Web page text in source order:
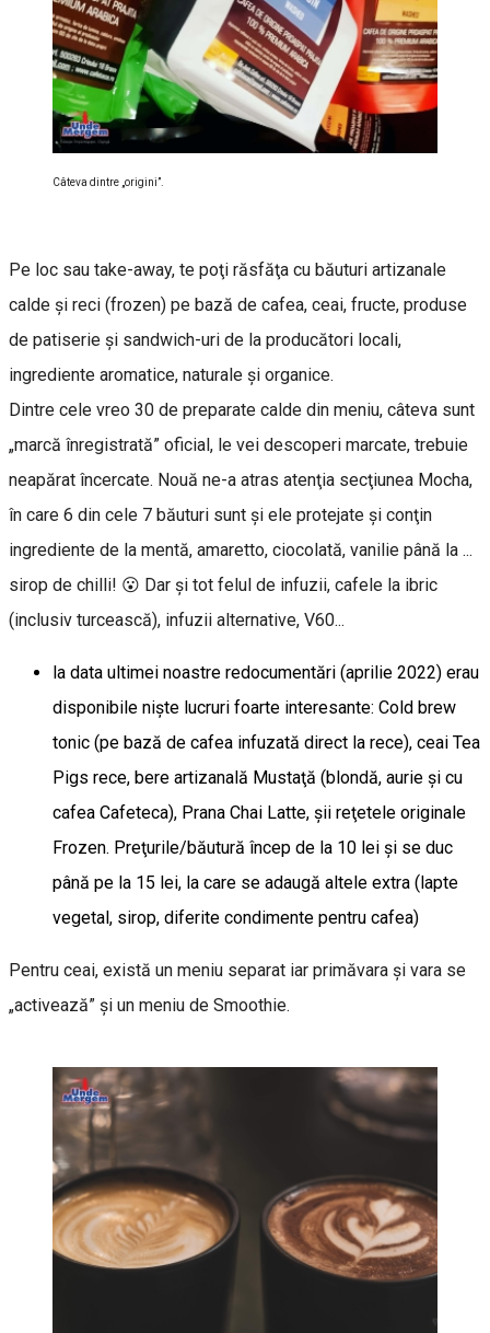
Câteva dintre „origini”.
Pe loc sau take-away, te poţi răsfăţa cu băuturi artizanale
calde şi reci (frozen) pe bază de cafea, ceai, fructe, produse
de patiserie și sandwich-uri de la producători locali,
ingrediente aromatice, naturale și organice.
Dintre cele vreo 30 de preparate calde din meniu, câteva sunt
„marcă înregistrată” oficial, le vei descoperi marcate, trebuie
neapărat încercate. Nouă ne-a atras atenţia secţiunea Mocha,
în care 6 din cele 7 băuturi sunt şi ele protejate şi conţin
ingrediente de la mentă, amaretto, ciocolată, vanilie până la ...
sirop de chilli! 😮 Dar şi tot felul de infuzii, cafele la ibric
(inclusiv turcească), infuzii alternative, V60...
la data ultimei noastre redocumentări (aprilie 2022) erau
disponibile nişte lucruri foarte interesante: Cold brew
tonic (pe bază de cafea infuzată direct la rece), ceai Tea
Pigs rece, bere artizanală Mustaţă (blondă, aurie şi cu
cafea Cafeteca), Prana Chai Latte, şii reţetele originale
Frozen. Preţurile/băutură încep de la 10 lei şi se duc
până pe la 15 lei, la care se adaugă altele extra (lapte
vegetal, sirop, diferite condimente pentru cafea)
Pentru ceai, există un meniu separat iar primăvara şi vara se
„activează” şi un meniu de Smoothie.